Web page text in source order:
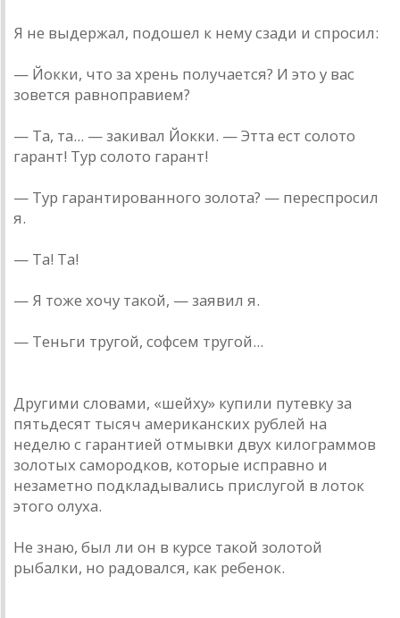
Я не выдержал, подошел к нему сзади и спросил:
— Йокки, что за хрень получается? И это у вас
зовется равноправием?
— Та, та... — закивал Йокки. — Этта ест солото
гарант! Тур солото гарант!
— Тур гарантированного золота? — переспросил
я.
— Та! Та!
— Я тоже хочу такой, — заявил я.
— Теньги тругой, софсем тругой...
Другими словами, «шейху» купили путевку за
пятьдесят тысяч американских рублей на
неделю с гарантией отмывки двух килограммов
золотых самородков, которые исправно и
незаметно подкладывались прислугой в лоток
этого олуха.
Не знаю, был ли он в курсе такой золотой
рыбалки, но радовался, как ребенок.